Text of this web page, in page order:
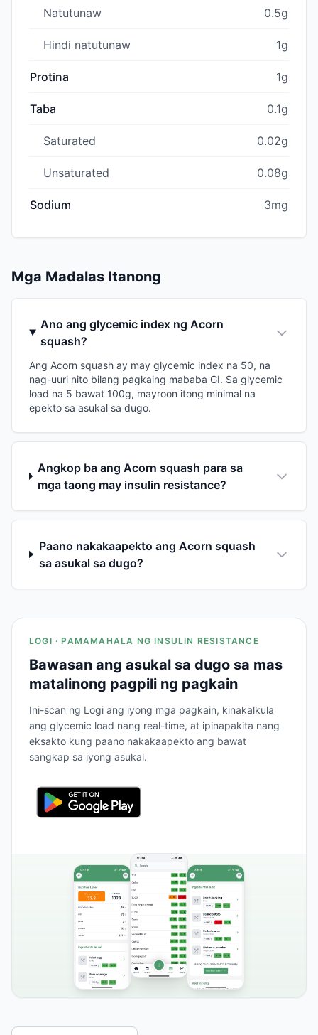
Natutunaw 0.5g
Hindi natutunaw 1g
Protina 1g
Taba 0.1g
Saturated 0.02g
Unsaturated 0.08g
Sodium 3mg
Mga Madalas Itanong
Ano ang glycemic index ng Acorn
squash?
Ang Acorn squash ay may glycemic index na 50, na
nag-uuri nito bilang pagkaing mababa GI. Sa glycemic
load na 5 bawat 100g, mayroon itong minimal na
epekto sa asukal sa dugo.
Angkop ba ang Acorn squash para sa
mga taong may insulin resistance?
Paano nakakaapekto ang Acorn squash
sa asukal sa dugo?
LOGI · PAMAMAHALA NG INSULIN RESISTANCE
Bawasan ang asukal sa dugo sa mas
matalinong pagpili ng pagkain
Ini-scan ng Logi ang iyong mga pagkain, kinakalkula
ang glycemic load nang real-time, at ipinapakita nang
eksakto kung paano nakakaapekto ang bawat
sangkap sa iyong asukal.